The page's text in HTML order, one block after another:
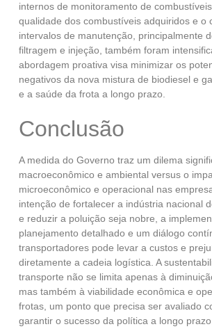
internos de monitoramento de
qualidade dos combustíveis adquiridos e o
intervalos de manutenção, principalmente
filtragem e injeção, também foram
abordagem proativa visa minimizar os
negativos da nova mistura de biodiesel e
e a saúde da frota a longo prazo.
Conclusão
A medida do Governo traz um dilema
macroeconômico e ambiental versus o
microeconômico e operacional nas
intenção de fortalecer a indústria nacional
e reduzir a poluição seja nobre, a
planejamento detalhado e um diálogo
transportadores pode levar a custos e
diretamente a cadeia logística. A
transporte não se limita apenas à
mas também à viabilidade econômica e
frotas, um ponto que precisa ser avaliado
garantir o sucesso da política a longo